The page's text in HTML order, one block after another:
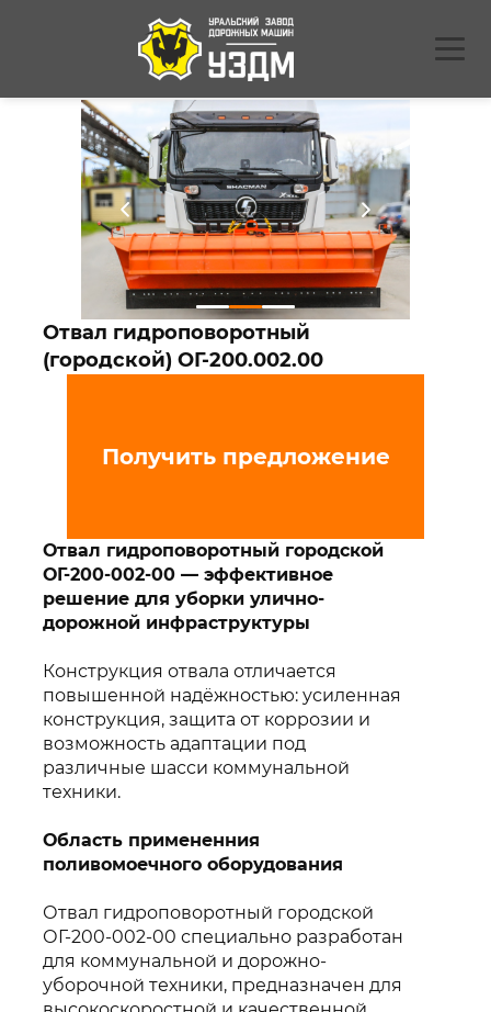
Отвал гидроповоротный
(городской) ОГ-200.002.00
Получить предложение
Отвал гидроповоротный городской
ОГ-200-002-00 — эффективное
решение для уборки улично-
дорожной инфраструктуры
Конструкция отвала отличается
повышенной надёжностью: усиленная
конструкция, защита от коррозии и
возможность адаптации под
различные шасси коммунальной
техники.
Область примененния
поливомоечного оборудования
Отвал гидроповоротный городской
ОГ-200-002-00 специально разработан
для коммунальной и дорожно-
уборочной техники, предназначен для